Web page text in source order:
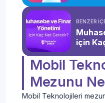
BENZER
için
Mobil
Mezunu
Mobil Teknolojileri